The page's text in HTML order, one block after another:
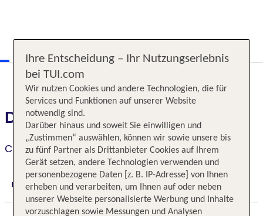
Das erwartet Sie
Campiello
Digitaler und telefonischer 24/7 TUI Service
Ihre Entscheidung – Ihr Nutzungserlebnis
bei TUI.com
Wir nutzen Cookies und andere Technologien, die für
Services und Funktionen auf unserer Website
notwendig sind.
Darüber hinaus und soweit Sie einwilligen und
„Zustimmen“ auswählen, können wir sowie unsere bis
zu fünf Partner als Drittanbieter Cookies auf Ihrem
Gerät setzen, andere Technologien verwenden und
personenbezogene Daten [z. B. IP-Adresse] von Ihnen
erheben und verarbeiten, um Ihnen auf oder neben
unserer Webseite personalisierte Werbung und Inhalte
vorzuschlagen sowie Messungen und Analysen